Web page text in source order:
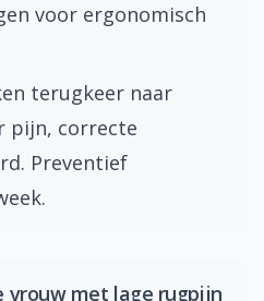
voor ergonomisch
terugkeer naar
pijn, correcte
Preventief
vrouw met lage rugpijn